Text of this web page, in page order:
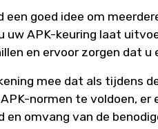
een goed idee om
uw APK-keuring laat
en ervoor zorgen dat
mee dat als tijdens
normen te voldoen,
en omvang van de